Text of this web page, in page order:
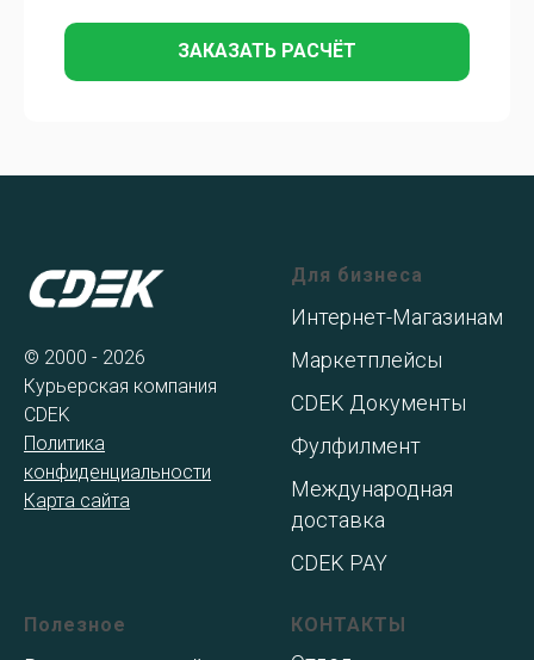
ЗАКАЗАТЬ РАСЧЁТ
© 2000 - 2026
Курьерская компания
CDEK
Политика
конфиденциальности
Карта сайта
Для бизнеса
Интернет-Магазинам
Маркетплейсы
CDEK Документы
Фулфилмент
Международная
доставка
CDEK PAY
Полезное КОНТАКТЫ